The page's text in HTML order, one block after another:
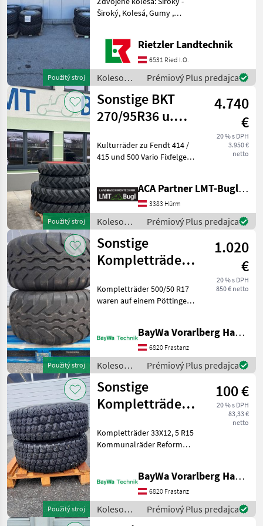
Použitý stroj
425x55r17
Široký, Kolesá, Gumy ,
Kompletné kolesáRietzler Landtechnik
6531 Ried I.O.
Koleso
/Pneumatika/Disk
/ Sonstige
Prémiový Plus predajca
Použitý stroj
Sonstige BKT
270/95R36 u.
4.740
€
20 % s DPH
3.950 €
netto
Kulturräder zu Fendt 414 /
415 und 500 Vario Fixfelgen
320/90R50 8Loch Typ
stroja: , typ konštrukcie:
Radiálne pneumat
ACA Partner LMT-Bugl GmbH
3383 Hürm
Koleso
/Pneumatika/Disk
/ Sonstige
Prémiový Plus predajca
Použitý stroj
Sonstige
Kompletträder
1.020
€
20 % s DPH
850 € netto
Kompletträder 500/50 R17
waren auf einem Pöttinger
palcov, Kolesá, Gumy ,
Ráfiky Koleso
/Pneumatika/Disk Komplet
BayWa Vorarlberg HandelsGmbH BayWa Technik
6820 Frastanz
Koleso
/Pneumatika/Disk
/ Sonstige
Prémiový Plus predajca
Použitý stroj
Sonstige
Kompletträder
100 €
20 % s DPH
83,33 €
netto
Kompletträder 33X12, 5 R15
Kommunalräder Reform
Lochkreis DM 205 mm
Discoverer Radial LT Cooper
Veľkosť kolesa (
BayWa Vorarlberg HandelsGmbH BayWa Technik
6820 Frastanz
Koleso
/Pneumatika/Disk
Prémiový Plus predajca